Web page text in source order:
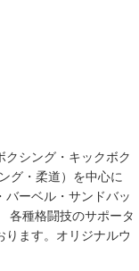
クシング・キックボク
グ・柔道）を中心に
バーベル・サンドバッ
各種格闘技のサポータ
ります。オリジナルウ